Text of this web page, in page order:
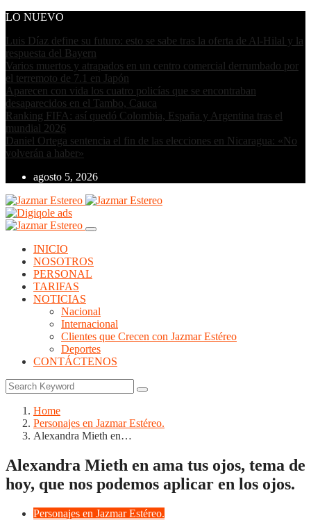
LO NUEVO
Luis Díaz define su futuro: esto se sabe tras la oferta de Al-Hilal y la
respuesta del Bayern
Varios muertos y atrapados en un centro comercial derrumbado por
el terremoto de 7.1 en Japón
Aparecen con vida los cuatro policías que se encontraban
desaparecidos en el Tambo, Cauca
Ranking FIFA: así quedó Colombia, España y Argentina tras el
mundial 2026
Daniel Ortega sentencia el fin de las elecciones en Nicaragua: «No
volverán a haber»
agosto 5, 2026
INICIO
NOSOTROS
PERSONAL
TARIFAS
NOTICIAS
Nacional
Internacional
Clientes que Crecen con Jazmar Estéreo
Deportes
CONTÁCTENOS
Home
Personajes en Jazmar Estéreo.
Alexandra Mieth en…
Alexandra Mieth en ama tus ojos, tema de
hoy, que nos podemos aplicar en los ojos.
Personajes en Jazmar Estéreo.